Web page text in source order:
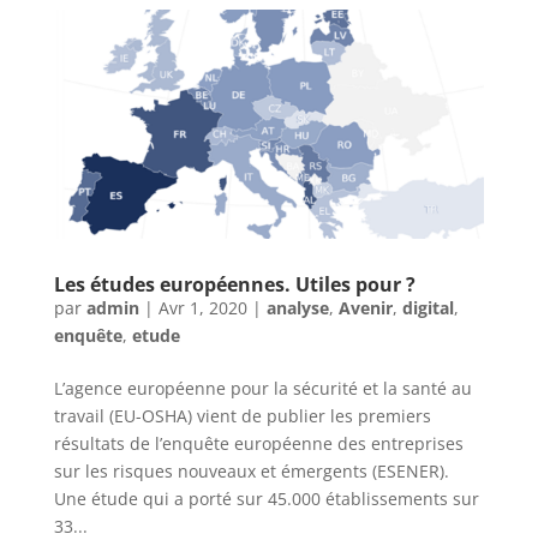
Les études européennes. Utiles pour ?
par admin| Avr 1, 2020| analyse, Avenir, digital,
enquête, etude
L’agence européenne pour la sécurité et la santé au
travail (EU-OSHA) vient de publier les premiers
résultats de l’enquête européenne des entreprises
sur les risques nouveaux et émergents (ESENER).
Une étude qui a porté sur 45.000 établissements sur
33...